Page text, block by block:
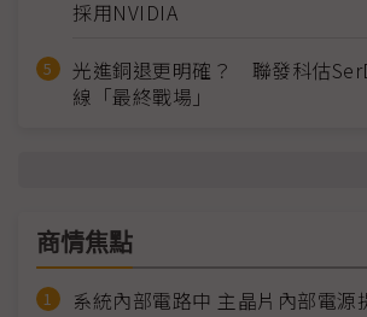
採用NVIDIA
光進銅退更明確？ 聯發科估
線「最終戰場」
商情焦點
系統內部電路中 主晶片內部電源